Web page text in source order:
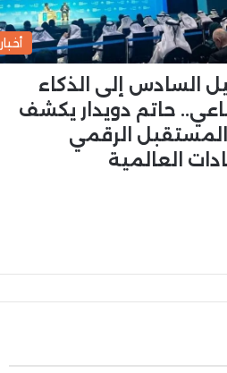
أخبار
السادس إلى الذكاء
حاتم دويدار يكشف
الرقمي
العالمية